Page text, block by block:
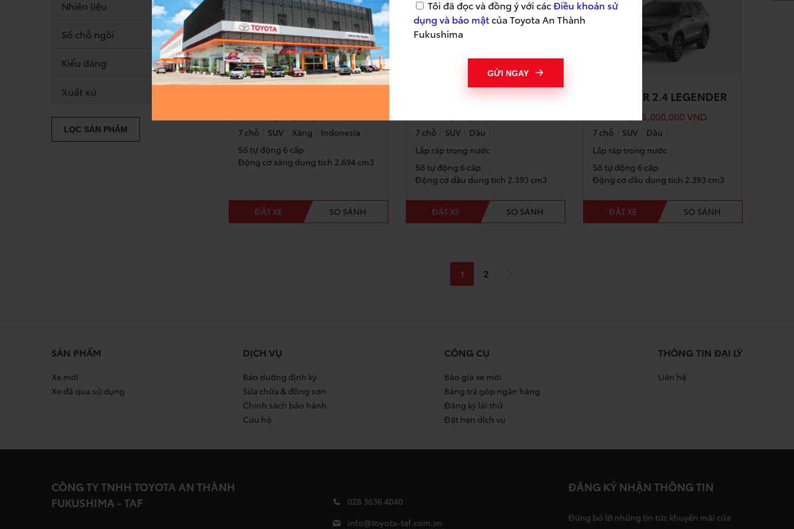
Tôi đã đọc và đồng ý với cácĐiều khoản sử
dụng và bảo mậtcủa Toyota An Thành
Fukushima
GỬI NGAY
Nhiên liệu
Số chỗ ngồi
Kiểu dáng
Xuất xứ
LỌC SẢN PHẨM 7 chỗ SUV Xăng
Indonesia
Số tự động 6 cấp
Động cơ xăng dung tích 2.694 cm3
ĐẶT XE SO SÁNH
FORTUNER 2.4AT 4×2
7 chỗ SUV
Dầu
Lắp ráp trong nước
Số tự động 6 cấp
Động cơ dầu dung tích 2.393 cm3
ĐẶT XE SO SÁNH
FORTUNER 2.4 LEGENDER
1,185,000,000VND
7 chỗ SUV
Dầu
Lắp ráp trong nước
Số tự động 6 cấp
Động cơ dầu dung tích 2.393 cm3
ĐẶT XE SO SÁNH
1 2
SẢN PHẨM
Xe mới
Xe đã qua sử dụng
DỊCH VỤ
Bảo dưỡng định kỳ
Sửa chữa & đồng sơn
Chính sách bảo hành
Cứu hộ
CÔNG CỤ
Báo giá xe mới
Bảng trả góp ngân hàng
Đăng ký lái thử
Đặt hẹn dịch vụ
THÔNG TIN ĐẠI LÝ
Liên hệ
CÔNG TY TNHH TOYOTA AN THÀNH
FUKUSHIMA - TAF
028 3636 4040
info@toyota-taf.com.vn
ĐĂNG KÝ NHẬN THÔNG TIN
Đừng bỏ lỡ những tin tức khuyến mãi của